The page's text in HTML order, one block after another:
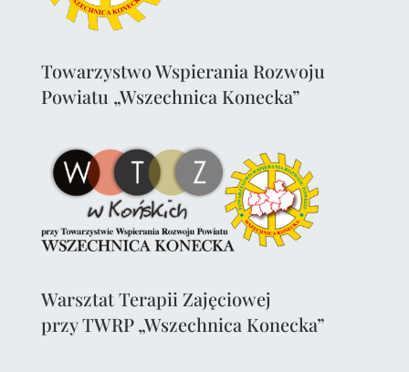
Towarzystwo Wspierania Rozwoju
Powiatu „Wszechnica Konecka”
Warsztat Terapii Zajęciowej
przy TWRP „Wszechnica Konecka”